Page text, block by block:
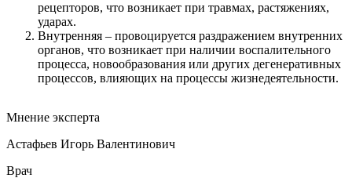
рецепторов, что возникает при травмах, растяжениях,
ударах.
Внутренняя – провоцируется раздражением внутренних
органов, что возникает при наличии воспалительного
процесса, новообразования или других дегенеративных
процессов, влияющих на процессы жизнедеятельности.
Мнение эксперта
Астафьев Игорь Валентинович
Врач